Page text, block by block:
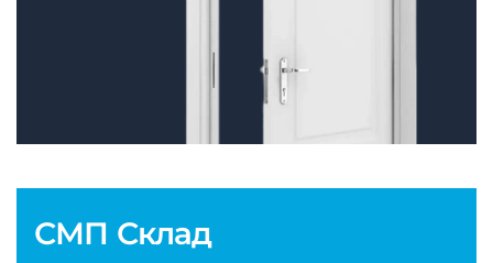
СМП Склад